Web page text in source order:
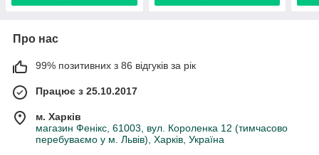
Про нас
99% позитивних з 86 відгуків за рік
Працює з 25.10.2017
м. Харків
магазин Фенікс, 61003, вул. Короленка 12 (тимчасово
перебуваємо у м. Львів), Харків, Україна